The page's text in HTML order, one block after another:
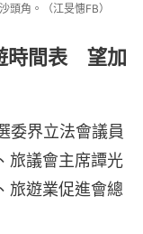
頭角。（江旻憓FB）
時間表 望加
委界立法會議員
旅議會主席譚光
旅遊業促進會總